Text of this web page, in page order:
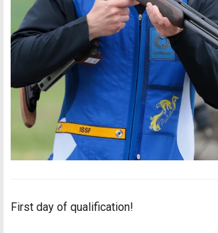
First day of qualification!